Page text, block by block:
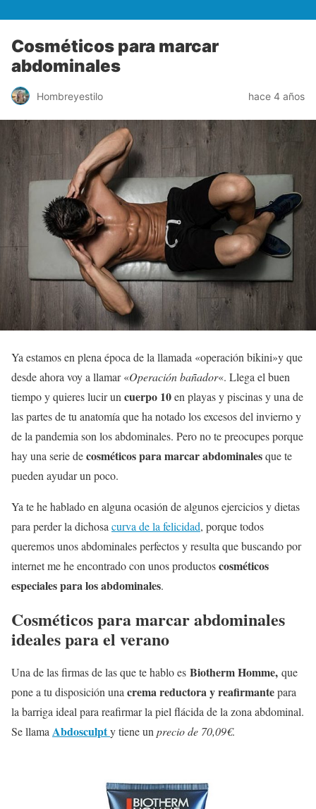
Cosméticos para marcar
abdominales
Hombreyestilo hace 4 años
Ya estamos en plena época de la llamada «operación bikini»y que
desde ahora voy a llamar «Operación bañador«. Llega el buen
tiempo y quieres lucir un cuerpo 10en playas y piscinas y una de
las partes de tu anatomía que ha notado los excesos del invierno y
de la pandemia son los abdominales. Pero no te preocupes porque
hay una serie decosméticos para marcar abdominalesque te
pueden ayudar un poco.
Ya te he hablado en alguna ocasión de algunos ejercicios y dietas
para perder la dichosa curva de la felicidad, porque todos
queremos unos abdominales perfectos y resulta que buscando por
internet me he encontrado con unos productoscosméticos
especiales para los abdominales.
Cosméticos para marcar abdominales
ideales para el verano
Una de las firmas de las que te hablo es Biotherm Homme, que
pone a tu disposición unacrema reductora y reafirmantepara
la barriga ideal para reafirmar la piel flácida de la zona abdominal.
Se llamaAbdosculpty tiene unprecio de 70,09€.